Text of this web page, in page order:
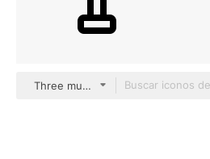
Three musketeers outline